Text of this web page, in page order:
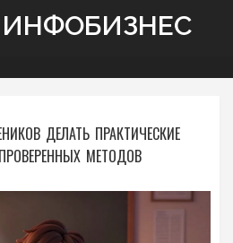
ИНФОБИЗНЕС
ДЕЛАТЬ ПРАКТИЧЕСКИЕ
МЕТОДОВ